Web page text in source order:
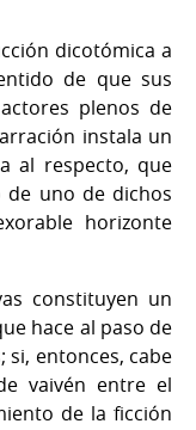
dicotómica a
de que sus
plenos de
instala un
al respecto, que
de uno de dichos
horizonte
constituyen un
hace al paso de
si, entonces, cabe
vaivén entre el
de la ficción